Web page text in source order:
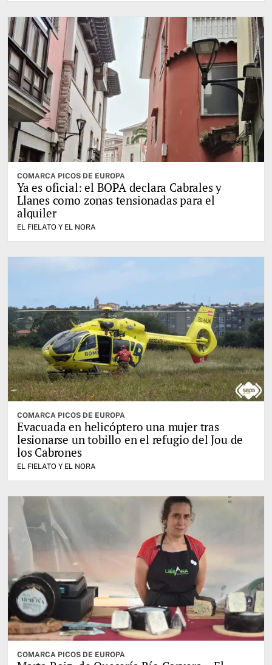
COMARCA PICOS DE EUROPA
Ya es oficial: el BOPA declara Cabrales y
Llanes como zonas tensionadas para el
alquiler
EL FIELATO Y EL NORA
COMARCA PICOS DE EUROPA
Evacuada en helicóptero una mujer tras
lesionarse un tobillo en el refugio del Jou de
los Cabrones
EL FIELATO Y EL NORA
COMARCA PICOS DE EUROPA